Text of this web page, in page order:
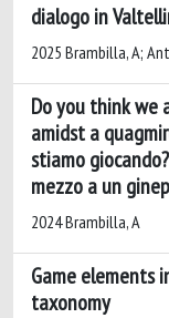
dialogo in
2025 Brambilla, A;
Do you think we
amidst a
stiamo
mezzo a un
2024 Brambilla, A
Game elements
taxonomy